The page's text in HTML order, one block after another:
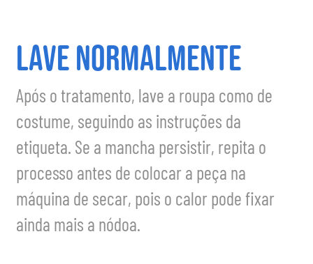
Lave Normalmente
Após o tratamento, lave a roupa como de
costume, seguindo as instruções da
etiqueta. Se a mancha persistir, repita o
processo antes de colocar a peça na
máquina de secar, pois o calor pode fixar
ainda mais a nódoa.